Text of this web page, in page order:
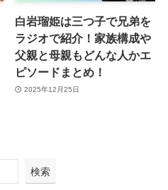
白岩瑠姫は三つ子で兄弟を
ラジオで紹介！家族構成や
父親と母親もどんな人かエ
ピソードまとめ！
2025年12月25日
検索